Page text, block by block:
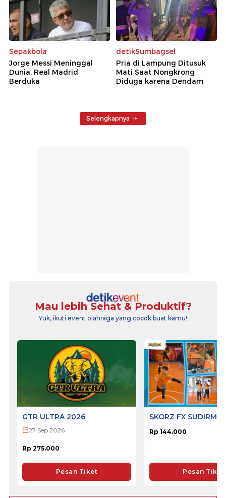
Sepakbola
Jorge Messi Meninggal
Dunia, Real Madrid
Berduka
detikSumbagsel
Pria di Lampung Ditusuk
Mati Saat Nongkrong
Diduga karena Dendam
Selengkapnya
Mau lebih Sehat & Produktif?
Yuk, ikuti event olahraga yang cocok buat kamu!
GTR ULTRA 2026
27 Sep 2026
Rp 275.000
Pesan Tiket
SKORZ FX
Rp 144.000
Pesan Tiket